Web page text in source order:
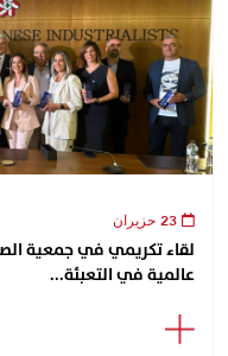
عالمية في التعبئة...